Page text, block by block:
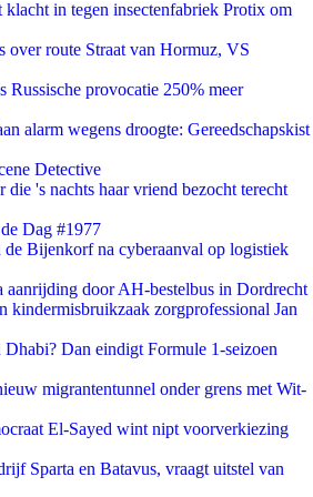
in tegen insectenfabriek Protix om
over route Straat van Hormuz, VS
Russische provocatie 250% meer
alarm wegens droogte: Gereedschapskist
Detective
die 's nachts haar vriend bezocht terecht
Dag #1977
Bijenkorf na cyberaanval op logistiek
aanrijding door AH-bestelbus in Dordrecht
kindermisbruikzaak zorgprofessional Jan
Dhabi? Dan eindigt Formule 1-seizoen
migrantentunnel onder grens met Wit-
El-Sayed wint nipt voorverkiezing
Sparta en Batavus, vraagt uitstel van